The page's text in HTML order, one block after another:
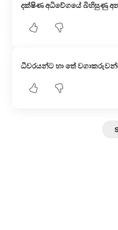
දක්ෂිණ අධිවේගයේ බිහිසුණු
ධීවරයන්ට හා තේ